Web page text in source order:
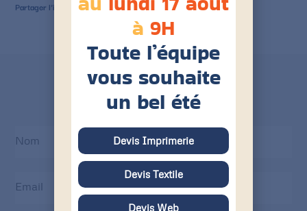
Partager l'info sur
à 9H
Toute l’équipe
vous souhaite
un bel été
Devis Imprimerie
Devis Textile
Devis Web